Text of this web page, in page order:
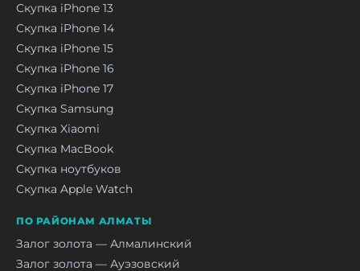
Скупка iPhone 13
Скупка iPhone 14
Скупка iPhone 15
Скупка iPhone 16
Скупка iPhone 17
Скупка Samsung
Скупка Xiaomi
Скупка MacBook
Скупка ноутбуков
Скупка Apple Watch
ПО РАЙОНАМ АЛМАТЫ
Залог золота — Алмалинский
Залог золота — Ауэзовский